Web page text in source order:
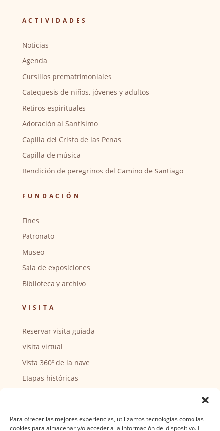
Para ofrecer las mejores experiencias, utilizamos tecnologías como las
cookies para almacenar y/o acceder a la información del dispositivo. El
ACTIVIDADES
Noticias
Agenda
Cursillos prematrimoniales
Catequesis de niños, jóvenes y adultos
Retiros espirituales
Adoración al Santísimo
Capilla del Cristo de las Penas
Capilla de música
Bendición de peregrinos del Camino de Santiago
FUNDACIÓN
Fines
Patronato
Museo
Sala de exposiciones
Biblioteca y archivo
VISITA
Reservar visita guiada
Visita virtual
Vista 360º de la nave
Etapas históricas
CENTRO SOCIAL